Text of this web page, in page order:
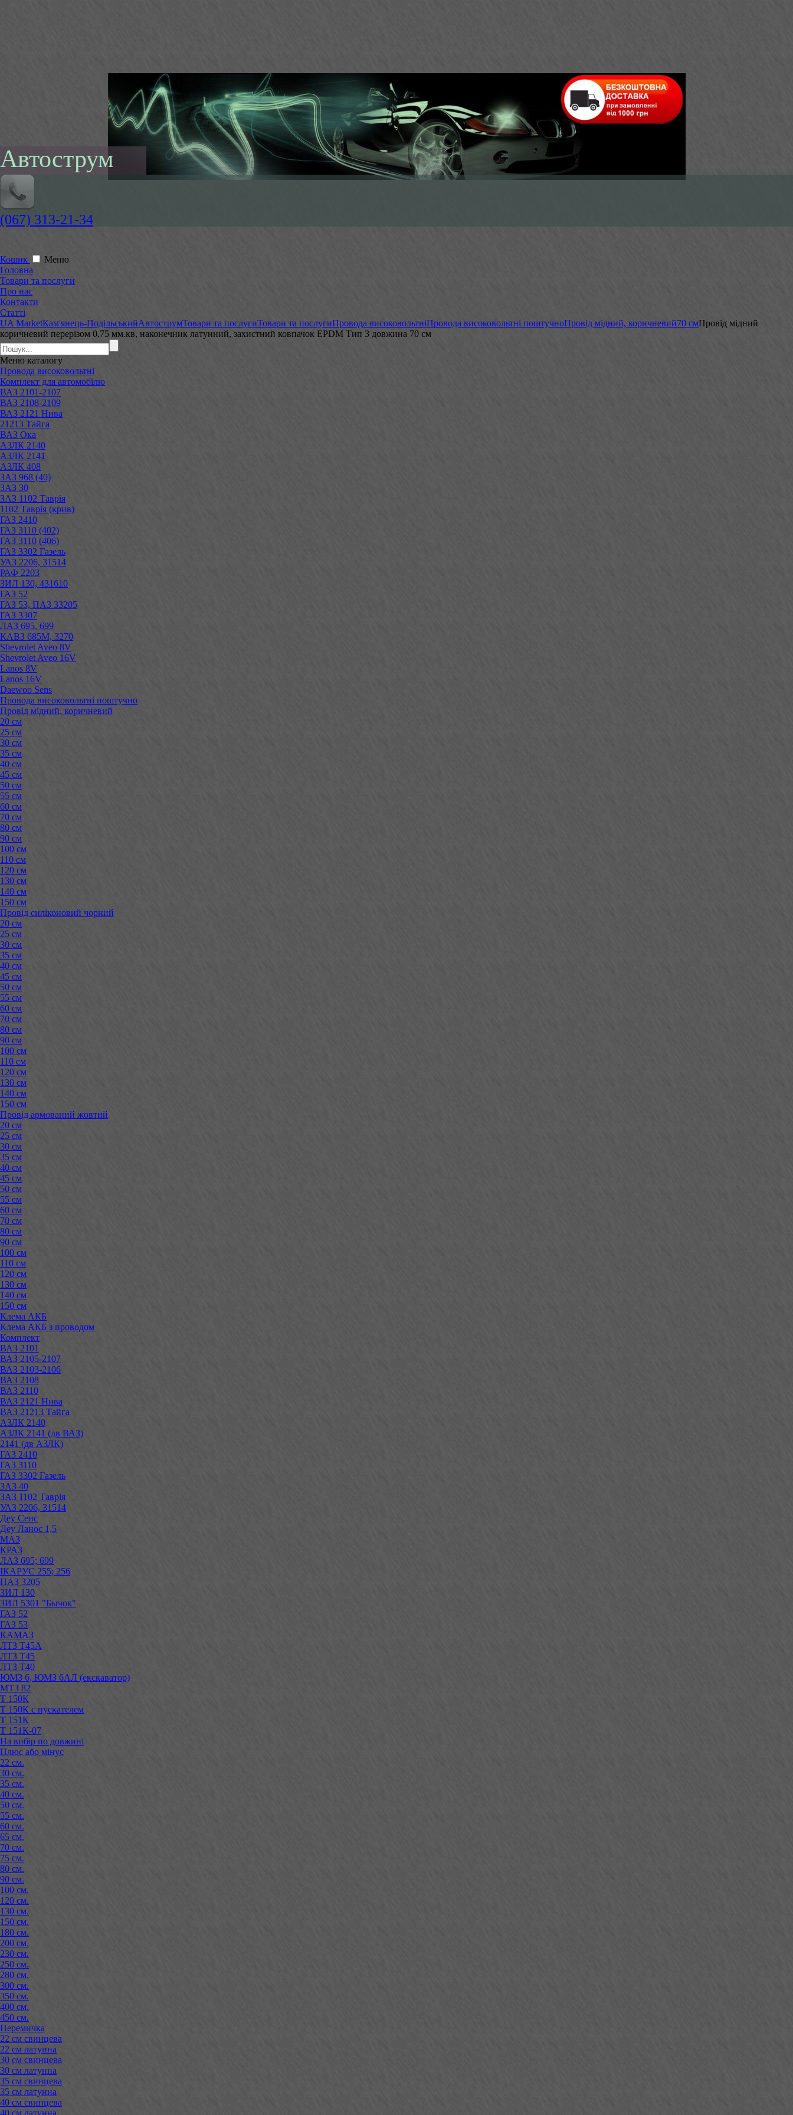
Автострум
(067) 313-21-34
Кошик
Меню
Головна
Товари та послуги
Про нас
Контакти
Статті
UA MarketКам'янець-ПодільськийАвтострумТовари та послугиТовари та послугиПровода високовольтніПровода високовольтні поштучноПровід мідний, коричневий70 смПровід мідний
коричневий перерізом 0,75 мм.кв, наконечник латунний, захистний ковпачок EPDM Тип 3 довжина 70 см
Меню каталогу
Провода високовольтні
Комплект для автомобілю
ВАЗ 2101-2107
ВАЗ 2108-2109
ВАЗ 2121 Нива
21213 Тайга
ВАЗ Ока
АЗЛК 2140
АЗЛК 2141
АЗЛК 408
ЗАЗ 968 (40)
ЗАЗ 30
ЗАЗ 1102 Таврія
1102 Таврія (крив)
ГАЗ 2410
ГАЗ 3110 (402)
ГАЗ 3110 (406)
ГАЗ 3302 Газель
УАЗ 2206, 31514
РАФ 2203
ЗИЛ 130, 431610
ГАЗ 52
ГАЗ 53, ПАЗ 33205
ГАЗ 3307
ЛАЗ 695, 699
КАВЗ 685М, 3270
Shevrolet Aveo 8V
Shevrolet Aveo 16V
Lanos 8V
Lanos 16V
Daewoo Sens
Провода високовольтні поштучно
Провід мідний, коричневий
20 см
25 см
30 см
35 см
40 см
45 см
50 см
55 см
60 см
70 см
80 см
90 см
100 см
110 см
120 см
130 см
140 см
150 см
Провід силіконовий чорний
20 см
25 см
30 см
35 см
40 см
45 см
50 см
55 см
60 см
70 см
80 см
90 см
100 см
110 см
120 см
130 см
140 см
150 см
Провід армований жовтий
20 см
25 см
30 см
35 см
40 см
45 см
50 см
55 см
60 см
70 см
80 см
90 см
100 см
110 см
120 см
130 см
140 см
150 см
Клема АКБ
Клема АКБ з проводом
Комплект
ВАЗ 2101
ВАЗ 2105-2107
ВАЗ 2103-2106
ВАЗ 2108
ВАЗ 2110
ВАЗ 2121 Нива
ВАЗ 21213 Тайга
АЗЛК 2140
АЗЛК 2141 (дв ВАЗ)
2141 (дв АЗЛК)
ГАЗ 2410
ГАЗ 3110
ГАЗ 3302 Газель
ЗАЗ 40
ЗАЗ 1102 Таврія
УАЗ 2206, 31514
Деу Сенс
Деу Ланос 1,5
МАЗ
КРАЗ
ЛАЗ 695; 699
ІКАРУС 255; 256
ПАЗ 3205
ЗИЛ 130
ЗИЛ 5301 "Бычок"
ГАЗ 52
ГАЗ 53
КАМАЗ
ЛТЗ Т45А
ЛТЗ Т45
ЛТЗ Т40
ЮМЗ 6, ЮМЗ 6АЛ (екскаватор)
МТЗ 82
Т 150К
Т 150К с пускателем
Т 151К
Т 151К-07
На вибір по довжині
Плюс або мінус
22 см.
30 см.
35 см.
40 см.
50 см.
55 см.
60 см.
65 см.
70 см.
75 см.
80 см.
90 см.
100 см.
120 см.
130 см.
150 см.
180 см.
200 см.
230 см.
250 см.
280 см.
300 см.
350 см.
400 см.
450 см.
Перемичка
22 см свинцева
22 см латунна
30 см свинцева
30 см латунна
35 см свинцева
35 см латунна
40 см свинцева